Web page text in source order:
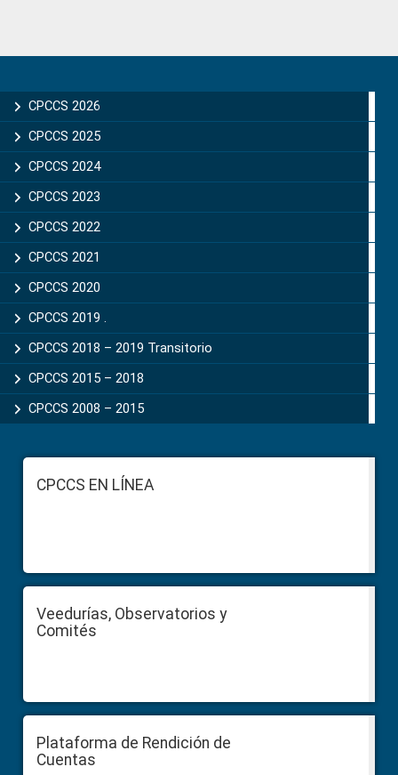
Sidebar
CPCCS 2026
CPCCS 2025
CPCCS 2024
CPCCS 2023
CPCCS 2022
CPCCS 2021
CPCCS 2020
CPCCS 2019 .
CPCCS 2018 – 2019 Transitorio
CPCCS 2015 – 2018
CPCCS 2008 – 2015
FooterCPCCS EN LÍNEA
Veedurías, Observatorios y
Comités
Plataforma de Rendición de
Cuentas